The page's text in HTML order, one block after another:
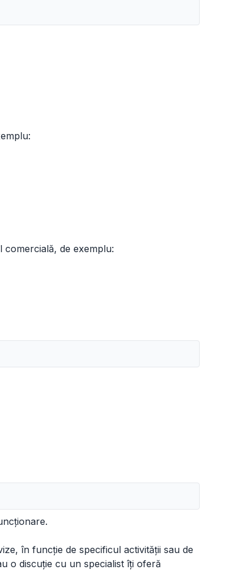
comercială, de exemplu:
în funcție de specificul activității sau de
o discuție cu un specialist îți oferă